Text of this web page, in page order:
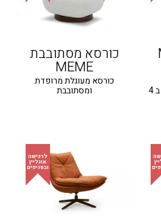
מעוגלים, עשויה עץ מכופף ב 4
כורסא מסתובבת
MEME
כורסא מעוגלת מרופדת
ומסתובבת